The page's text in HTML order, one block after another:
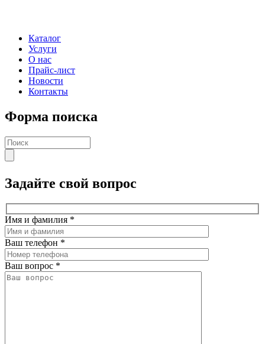
Каталог
Услуги
О нас
Прайс-лист
Новости
Контакты
Форма поиска
Задайте свой вопрос
Имя и фамилия *
Ваш телефон *
Ваш вопрос *